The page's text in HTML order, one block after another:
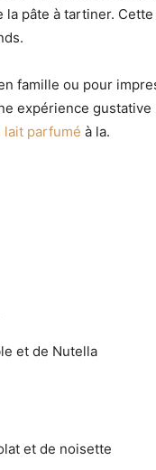
pâte à tartiner.
famille ou pour
expérience
lait parfumé à la.
et de Nutella
et de noisette